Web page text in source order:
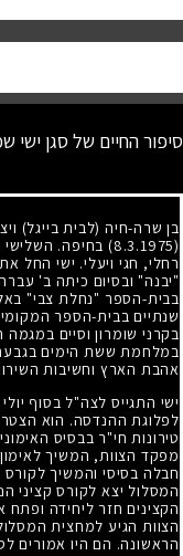
סיפור החיים של סגן ישי
בן שרה-חיה (לבית בייגל)
(8.3.1975)
בחיפה.
רחלי, חגי ויעלי. ישי החל
"יבנה" ובסיום כיתה ב'
בבית-הספר "נחלת צבי"
שנתיים בבית-הספר
בקרני שומרון וסיים במגמה
במלחמת ששת הימים בגבעת
אהבת הארץ וחשיבות
ישי התגייס לצה"ל בסוף יולי
לפלוגת ההנדסה. הוא
טירונות חי"ר בבסיס
מפקד הצוות, המשיך
חבלה בסיסי והמשיך
המסלול יצא לקורס קציני
הקצינים חזר ליחידה ופתח
הצוות הגיע למחצית
הראשונה. הם היו אמורים